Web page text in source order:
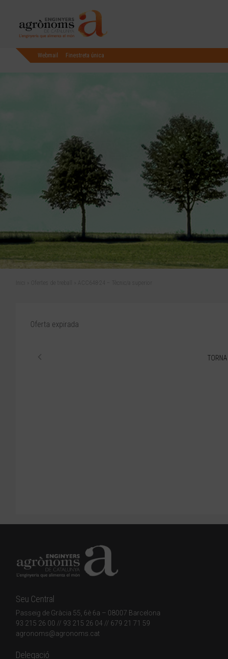
Webmail Finestreta única
Oferta expirada
Seu Central
Passeig de Gràcia 55, 6è 6a – 08007 Barcelona
93 215 26 00 // 93 215 26 04 // 679 21 71 59
agronoms@agronoms.cat
Delegació